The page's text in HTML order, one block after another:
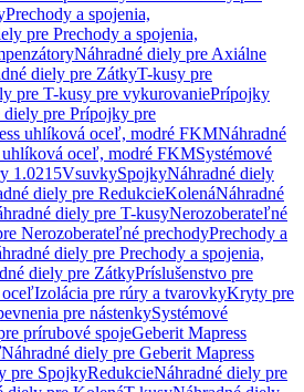
Prechody a spojenia,
pre Prechody a spojenia,
Náhradné diely pre Axiálne
diely pre ZátkyT-kusy pre
pre T-kusy pre vykurovaniePrípojky
diely pre Prípojky pre
uhlíková oceľ, modré FKMNáhradné
uhlíková oceľ, modré FKMSystémové
1.0215VsuvkySpojkyNáhradné diely
diely pre RedukcieKolenáNáhradné
diely pre T-kusyNerozoberateľné
Nerozoberateľné prechodyPrechody a
diely pre Prechody a spojenia,
diely pre ZátkyPríslušenstvo pre
oceľIzolácia pre rúry a tvarovkyKryty pre
pre nástenkySystémové
prírubové spojeGeberit Mapress
Náhradné diely pre Geberit Mapress
pre SpojkyRedukcieNáhradné diely pre